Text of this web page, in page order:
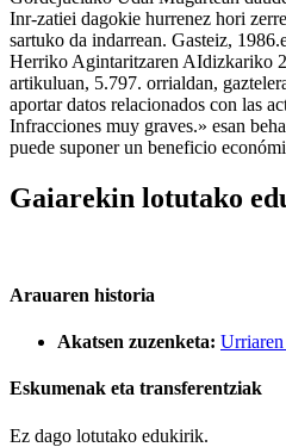
Inr-zatiei dagokie hurrenez hori
sartuko da indarrean. Gasteiz,
Herriko Agintaritzaren AIdizkariko
artikuluan, 5.797. orrialdan,
aportar datos relacionados con las
Infracciones muy graves.» esan
puede suponer un beneficio
Gaiarekin lotutako
Arauaren historia
Akatsen zuzenketa:
Eskumenak eta transferentziak
Ez dago lotutako edukirik.